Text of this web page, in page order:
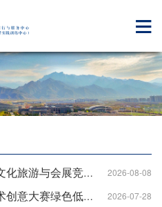
关于第二十届全国大学生文化旅游与会展竞赛校赛获奖结果的公示 2026-08-08
关于第十二届能源经济学术创意大赛绿色低碳经营实战赛道(陕西省第四届碳达峰碳中和经营决策大赛)校赛获奖名单的公示 2026-07-28